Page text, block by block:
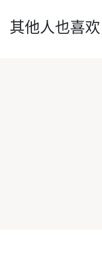
其他人也喜欢